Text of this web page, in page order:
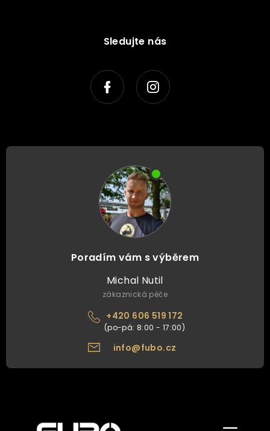
Sledujte nás
Poradím vám s výběrem
Michal Nutil
zákaznická péče
+420 606 519 172
info@fubo.cz
Zobrazit/